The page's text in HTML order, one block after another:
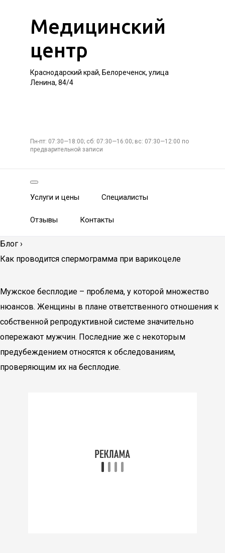
Медицинский
центр
Краснодарский край, Белореченск, улица
Ленина, 84/4
Пн-пт: 07:30—18:00; сб: 07:30—16:00; вс: 07:30—12:00 по
предварительной записи
Услуги и цены Специалисты
Отзывы Контакты
Блог ›
Как проводится спермограмма при варикоцеле
Мужское бесплодие – проблема, у которой множество
нюансов. Женщины в плане ответственного отношения к
собственной репродуктивной системе значительно
опережают мужчин. Последние же с некоторым
предубеждением относятся к обследованиям,
проверяющим их на бесплодие.